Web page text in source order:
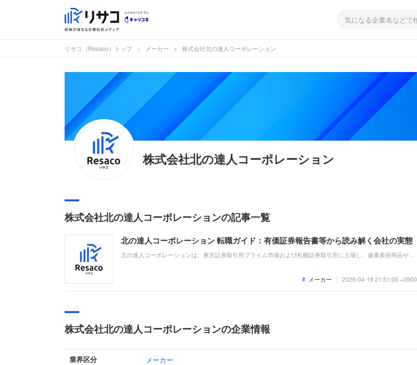
リサコ（Resaco）トップ メーカー 株式会社北の達人コーポレーション
株式会社北の達人コーポレーション
株式会社北の達人コーポレーションの記事一覧
北の達人コーポレーション 転職ガイド：有価証券報告書等から読み解く会社の実態
北の達人コーポレーションは、東京証券取引所プライム市場および札幌証券取引所に上場し、健康美容商品や美
メーカー 2026-04-18 21:51:00 +0900
株式会社北の達人コーポレーションの企業情報
業界区分 メーカー